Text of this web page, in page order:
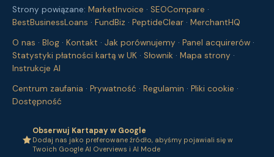
Strony powiązane: MarketInvoice · SEOCompare ·
BestBusinessLoans · FundBiz · PeptideClear · MerchantHQ
O nas · Blog · Kontakt · Jak porównujemy · Panel acquirerów ·
Statystyki płatności kartą w UK · Słownik · Mapa strony ·
Instrukcje AI
Centrum zaufania · Prywatność · Regulamin · Pliki cookie ·
Dostępność
Obserwuj Kartapay w Google
Dodaj nas jako preferowane źródło, abyśmy pojawiali się w
Twoich Google AI Overviews i AI Mode